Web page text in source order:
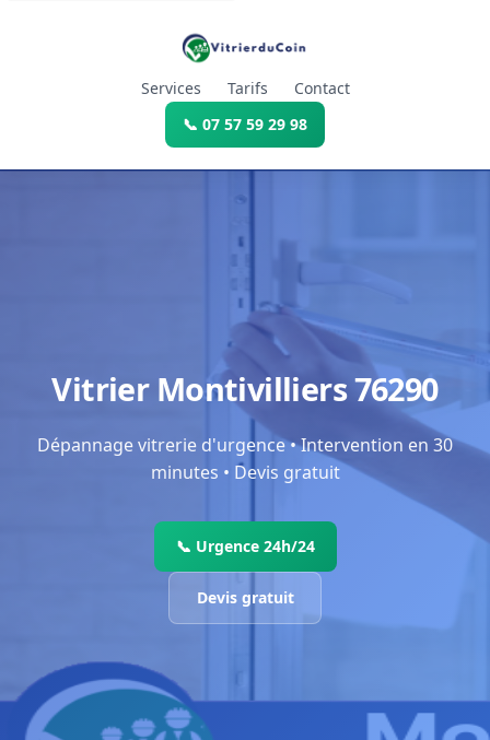
Services Tarifs
Contact
📞 07 57 59 29 98
Vitrier Montivilliers 76290
Dépannage vitrerie d'urgence • Intervention en 30
minutes • Devis gratuit
📞 Urgence 24h/24
Devis gratuit